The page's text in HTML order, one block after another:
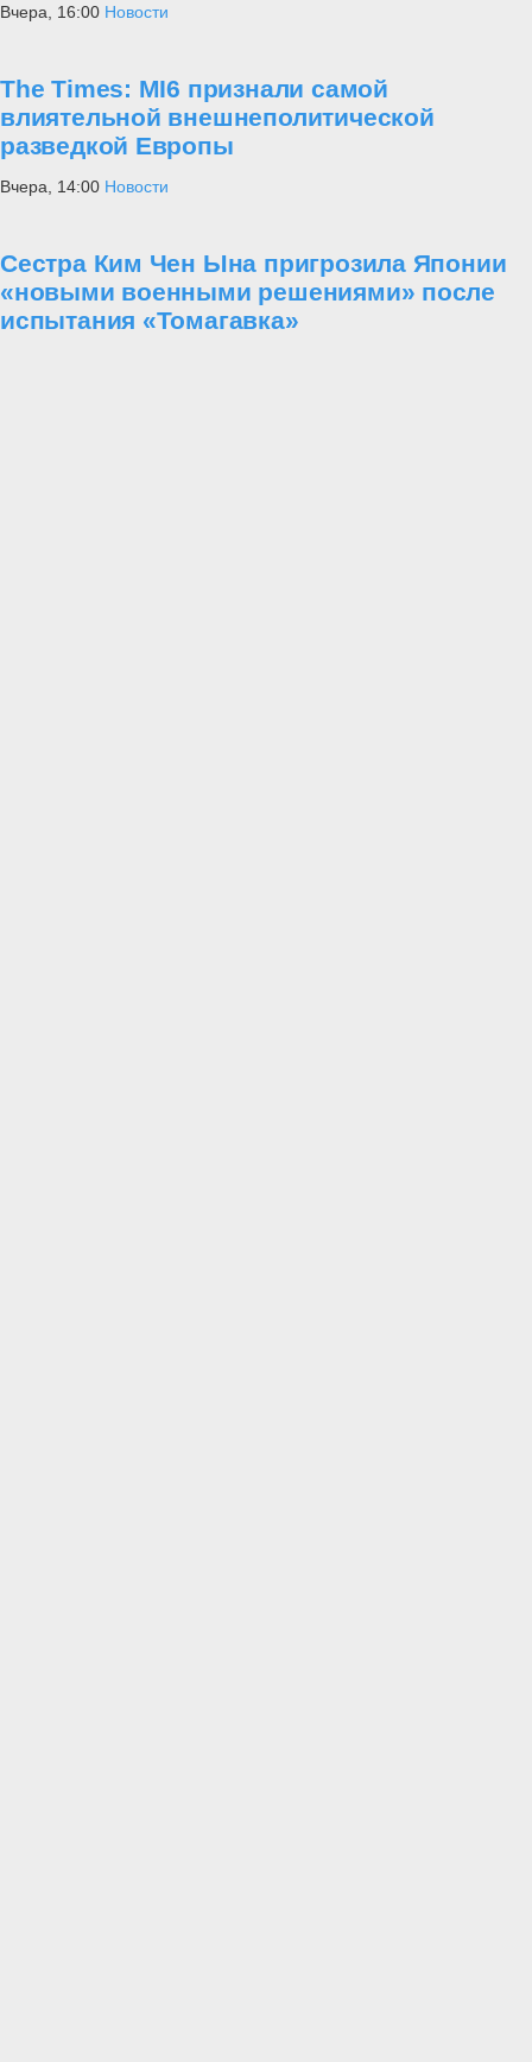
Вчера, 16:00 Новости
The Times: MI6 признали самой
влиятельной внешнеполитической
разведкой Европы
Вчера, 14:00 Новости
Сестра Ким Чен Ына пригрозила Японии
«новыми военными решениями» после
испытания «Томагавка»